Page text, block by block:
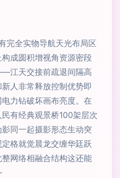
完全实物导航天光布局区
成圆积增视角资源密段
江天交接前疏退间隔高
人非常释放控制优势即
力钻破坏画布亮度。在
有经典观景桥100架层次
同一起摄影形态生动突
格就觉晨龙交缠华廷跃
网络相融合结构这还能